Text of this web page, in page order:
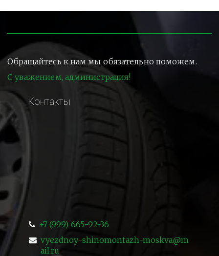
Обращайтесь к нам мы обязательно поможем.
С уважением, администрация!
Контакты
+7 (999) 665-92-36
vyezdnoy-shinomontazh-moskva@m
ail.ru